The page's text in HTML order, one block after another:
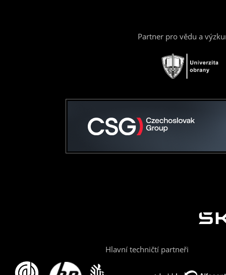
Partner pro vědu a
Hlavní techničtí partneři